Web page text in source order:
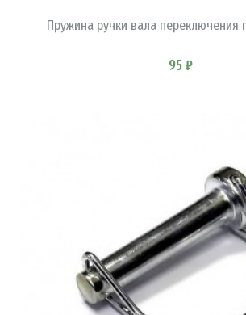
Пружина ручки вала переключения
95 ₽